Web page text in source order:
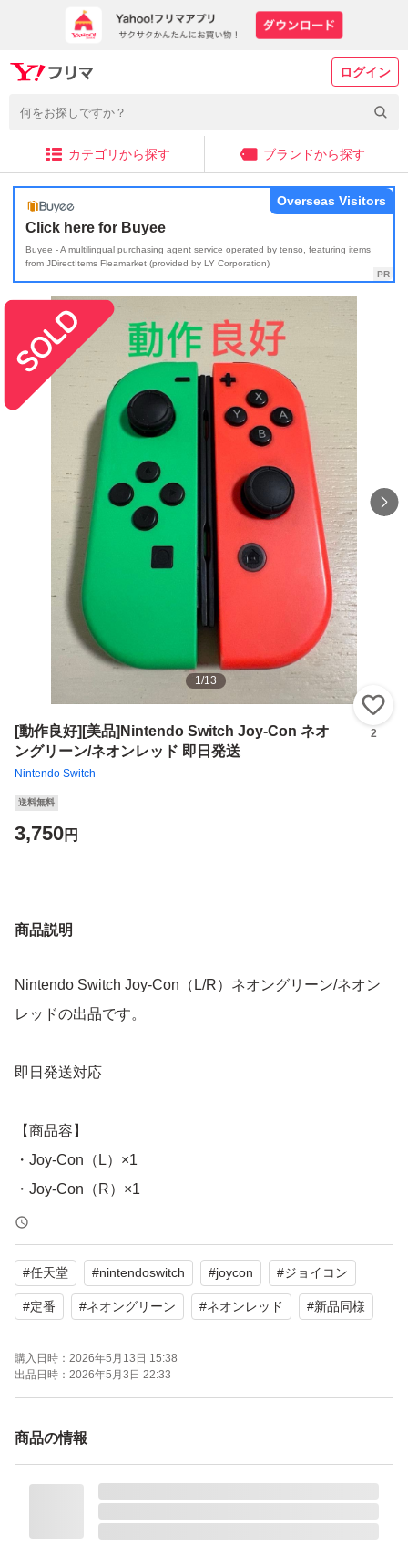
ログイン
カテゴリから探す ブランドから探す
Click here for Buyee
Buyee - A multilingual purchasing agent service operated by tenso, featuring items
from JDirectItems Fleamarket (provided by LY Corporation)
Overseas Visitors
1/13
[動作良好][美品]Nintendo Switch Joy-Con ネオ
ングリーン/ネオンレッド 即日発送
Nintendo Switch
2
送料無料
3,750円
商品説明
Nintendo Switch Joy-Con（L/R）ネオングリーン/ネオン
レッドの出品です。
即日発送対応
【商品容】
・Joy-Con（L）×1
・Joy-Con（R）×1
ストラップ 、箱は付属しません。
【状態】
・全ボタン、スティック、SR / SL、無線接続、LED 表示
すべて動作確認済み
・ドリフト（勝手に動く症状）なし
・動作不良がございましたら受取評価前かつ商品到着後3
#任天堂 #nintendoswitch #joycon #ジョイコン
#定番 #ネオングリーン #ネオンレッド #新品同様
購入日時： 2026年5月13日 15:38
出品日時： 2026年5月3日 22:33
商品の情報